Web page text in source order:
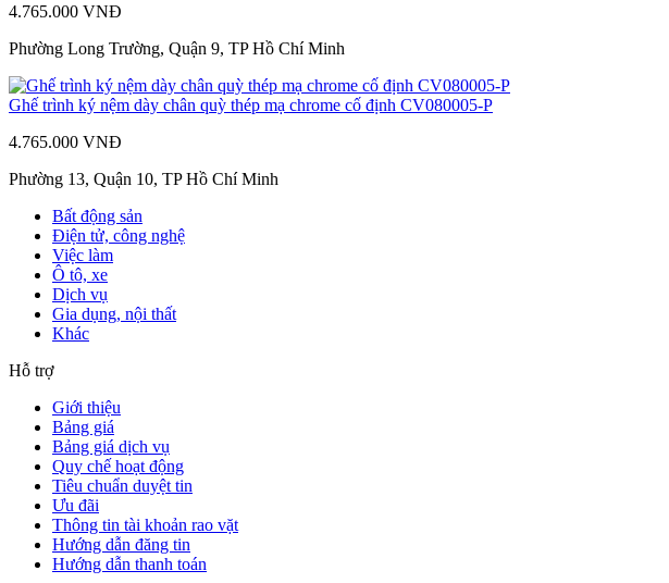
4.765.000 VNĐ
Phường Long Trường, Quận 9, TP Hồ Chí Minh
Ghế trình ký nệm dày chân quỳ thép mạ chrome cố định CV080005-P
4.765.000 VNĐ
Phường 13, Quận 10, TP Hồ Chí Minh
Bất động sản
Điện tử, công nghệ
Việc làm
Ô tô, xe
Dịch vụ
Gia dụng, nội thất
Khác
Hỗ trợ
Giới thiệu
Bảng giá
Bảng giá dịch vụ
Quy chế hoạt động
Tiêu chuẩn duyệt tin
Ưu đãi
Thông tin tài khoản rao vặt
Hướng dẫn đăng tin
Hướng dẫn thanh toán